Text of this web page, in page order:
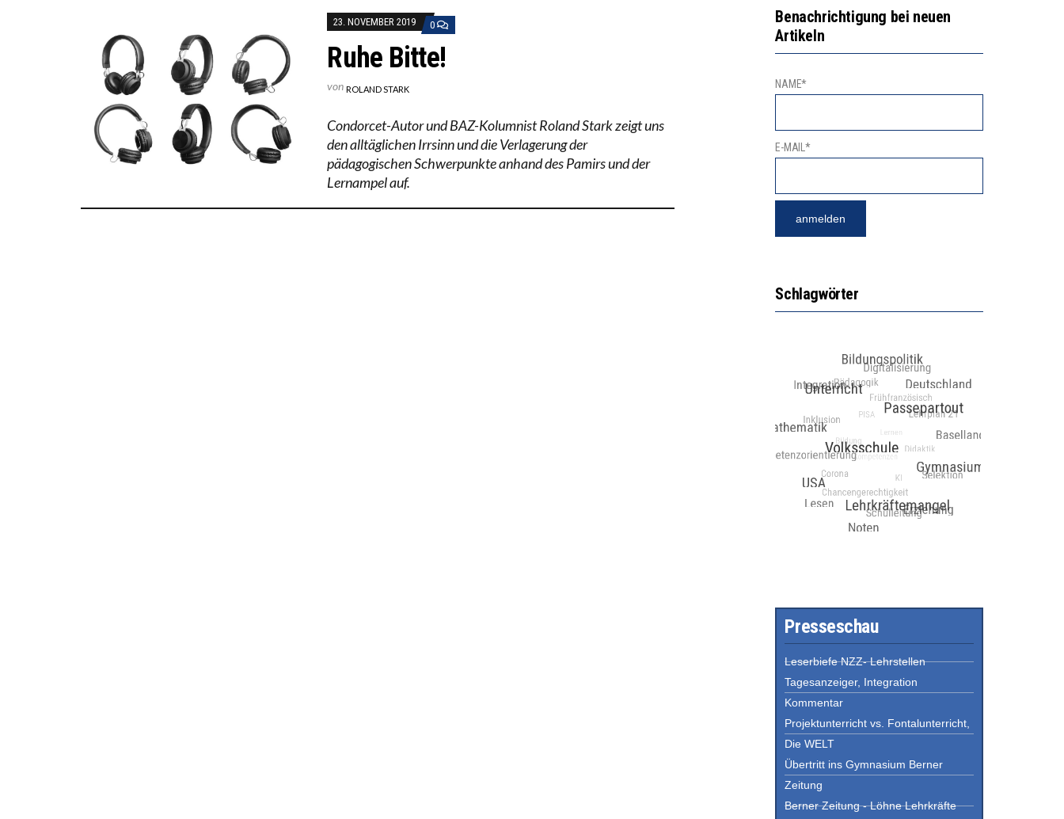
23. NOVEMBER 2019 0
Ruhe Bitte!
von ROLAND STARK
Condorcet-Autor und BAZ-Kolumnist Roland Stark zeigt uns
den alltäglichen Irrsinn und die Verlagerung der
pädagogischen Schwerpunkte anhand des Pamirs und der
Lernampel auf.
Benachrichtigung bei neuen
Artikeln
NAME*
E-MAIL*
Schlagwörter
Presseschau
Leserbiefe NZZ- Lehrstellen
Tagesanzeiger, Integration
Kommentar
Projektunterricht vs. Fontalunterricht,
Die WELT
Übertritt ins Gymnasium Berner
Zeitung
Berner Zeitung - Löhne Lehrkräfte